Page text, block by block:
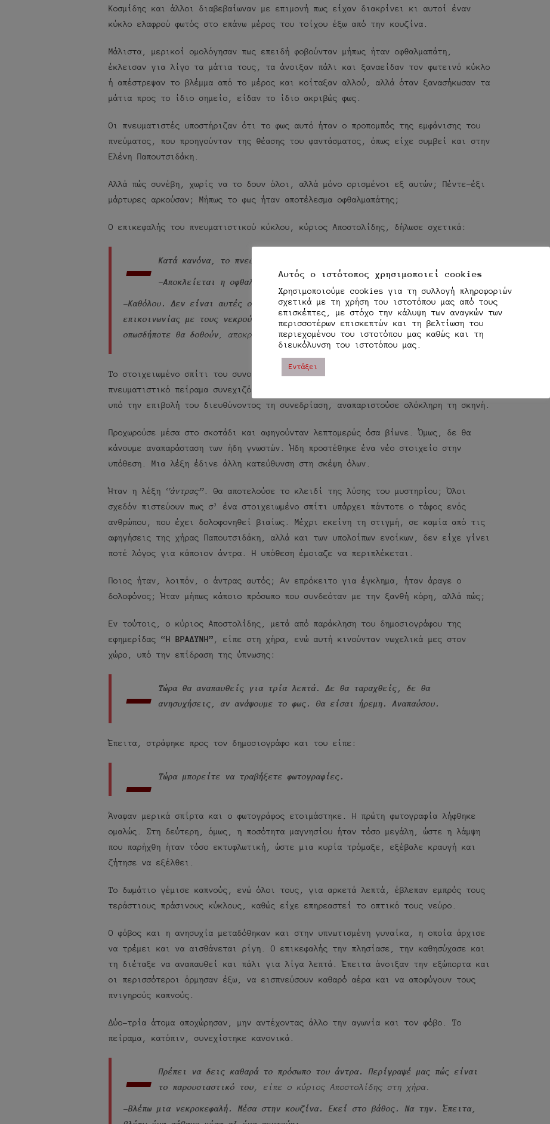
Κοσμίδης και άλλοι διαβεβαίωναν με επιμονή πως είχαν διακρίνει κι αυτοί έναν
κύκλο ελαφρού φωτός στο επάνω μέρος του τοίχου έξω από την κουζίνα.
Μάλιστα, μερικοί ομολόγησαν πως επειδή φοβούνταν μήπως ήταν οφθαλμαπάτη,
έκλεισαν για λίγο τα μάτια τους, τα άνοιξαν πάλι και ξαναείδαν τον φωτεινό κύκλο
ή απέστρεψαν το βλέμμα από το μέρος και κοίταξαν αλλού, αλλά όταν ξανασήκωσαν τα
μάτια προς το ίδιο σημείο, είδαν το ίδιο ακριβώς φως.
Οι πνευματιστές υποστήριζαν ότι το φως αυτό ήταν ο προπομπός της εμφάνισης του
πνεύματος, που προηγούνταν της θέασης του φαντάσματος, όπως είχε συμβεί και στην
Ελένη Παπουτσιδάκη.
Αλλά πώς συνέβη, χωρίς να το δουν όλοι, αλλά μόνο ορισμένοι εξ αυτών; Πέντε-έξι
μάρτυρες αρκούσαν; Μήπως το φως ήταν αποτέλεσμα οφθαλμαπάτης;
Ο επικεφαλής του πνευματιστικού κύκλου, κύριος Αποστολίδης, δήλωσε σχετικά:
- Κατά κανόνα, το πνεύμα αγγέλλει την παρουσία του με το φως.
-Αποκλείεται η οφθαλμαπάτη;
-Καθόλου. Δεν είναι αυτές οι αποδείξεις της ύπαρξης πνευμάτων και της
επικοινωνίας με τους νεκρούς. Έχουμε άλλες αποδείξεις, οι οποίες
οπωσδήποτε θα δοθούν , αποκρίθηκε.
Το στοιχειωμένο σπίτι του συνοικισμού Συγγρού, ωστόσο, ήταν ο χώρος όπου το
πνευματιστικό πείραμα συνεχιζόταν απρόσκοπτα. Η χήρα, σε κατάσταση ύπνωσης και
υπό την επιβολή του διευθύνοντος τη συνεδρίαση, αναπαριστούσε ολόκληρη τη σκηνή.
Προχωρούσε μέσα στο σκοτάδι και αφηγούνταν λεπτομερώς όσα βίωνε. Όμως, δε θα
κάνουμε αναπαράσταση των ήδη γνωστών. Ήδη προστέθηκε ένα νέο στοιχείο στην
υπόθεση. Μια λέξη έδινε άλλη κατεύθυνση στη σκέψη όλων.
Ήταν η λέξη “άντρας” . Θα αποτελούσε το κλειδί της λύσης του μυστηρίου; Όλοι
σχεδόν πιστεύουν πως σ’ ένα στοιχειωμένο σπίτι υπάρχει πάντοτε ο τάφος ενός
ανθρώπου, που έχει δολοφονηθεί βιαίως. Μέχρι εκείνη τη στιγμή, σε καμία από τις
αφηγήσεις της χήρας Παπουτσιδάκη, αλλά και των υπολοίπων ενοίκων, δεν είχε γίνει
ποτέ λόγος για κάποιον άντρα. Η υπόθεση έμοιαζε να περιπλέκεται.
Ποιος ήταν, λοιπόν, ο άντρας αυτός; Αν επρόκειτο για έγκλημα, ήταν άραγε ο
δολοφόνος; Ήταν μήπως κάποιο πρόσωπο που συνδεόταν με την ξανθή κόρη, αλλά πώς;
Εν τούτοις, ο κύριος Αποστολίδης, μετά από παράκληση του δημοσιογράφου της
εφημερίδας “Η ΒΡΑΔΥΝΗ” , είπε στη χήρα, ενώ αυτή κινούνταν νωχελικά μες στον
χώρο, υπό την επίδραση της ύπνωσης:
-
Τώρα θα αναπαυθείς για τρία λεπτά. Δε θα ταραχθείς, δε θα
ανησυχήσεις, αν ανάψουμε το φως. Θα είσαι ήρεμη. Αναπαύσου.
Έπειτα, στράφηκε προς τον δημοσιογράφο και του είπε:
- Τώρα μπορείτε να τραβήξετε φωτογραφίες.
Άναψαν μερικά σπίρτα και ο φωτογράφος ετοιμάστηκε. Η πρώτη φωτογραφία λήφθηκε
ομαλώς. Στη δεύτερη, όμως, η ποσότητα μαγνησίου ήταν τόσο μεγάλη, ώστε η λάμψη
που παρήχθη ήταν τόσο εκτυφλωτική, ώστε μια κυρία τρόμαξε, εξέβαλε κραυγή και
ζήτησε να εξέλθει.
Το δωμάτιο γέμισε καπνούς, ενώ όλοι τους, για αρκετά λεπτά, έβλεπαν εμπρός τους
τεράστιους πράσινους κύκλους, καθώς είχε επηρεαστεί το οπτικό τους νεύρο.
Ο φόβος και η ανησυχία μεταδόθηκαν και στην υπνωτισμένη γυναίκα, η οποία άρχισε
να τρέμει και να αισθάνεται ρίγη. Ο επικεφαλής την πλησίασε, την καθησύχασε και
τη διέταξε να αναπαυθεί και πάλι για λίγα λεπτά. Έπειτα άνοιξαν την εξώπορτα και
οι περισσότεροι όρμησαν έξω, να εισπνεύσουν καθαρό αέρα και να αποφύγουν τους
πνιγηρούς καπνούς.
Δύο-τρία άτομα αποχώρησαν, μην αντέχοντας άλλο την αγωνία και τον φόβο. Το
πείραμα, κατόπιν, συνεχίστηκε κανονικά.
-
Πρέπει να δεις καθαρά το πρόσωπο του άντρα. Περίγραψέ μας πώς είναι
το παρουσιαστικό του , είπε ο κύριος Αποστολίδης στη χήρα.
-Βλέπω μια νεκροκεφαλή. Μέσα στην κουζίνα. Εκεί στο βάθος. Να την. Έπειτα,
Αυτός ο ιστότοπος χρησιμοποιεί cookies
Χρησιμοποιούμε cookies για τη συλλογή πληροφοριών
σχετικά με τη χρήση του ιστοτόπου μας από τους
επισκέπτες, με στόχο την κάλυψη των αναγκών των
περισσοτέρων επισκεπτών και τη βελτίωση του
περιεχομένου του ιστοτόπου μας καθώς και τη
διευκόλυνση του ιστοτόπου μας.
Εντάξει